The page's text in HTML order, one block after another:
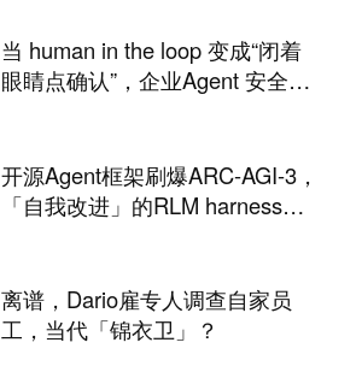
当 human in the loop 变成“闭着
眼睛点确认”，企业Agent 安全还
开源Agent框架刷爆ARC-AGI-3，
「自我改进」的RLM harness引
离谱，Dario雇专人调查自家员
工，当代「锦衣卫」？